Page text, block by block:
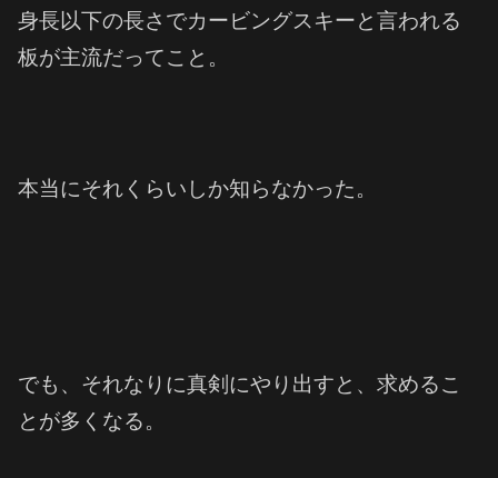
身長以下の長さでカービングスキーと言われる
板が主流だってこと。
本当にそれくらいしか知らなかった。
でも、それなりに真剣にやり出すと、求めるこ
とが多くなる。